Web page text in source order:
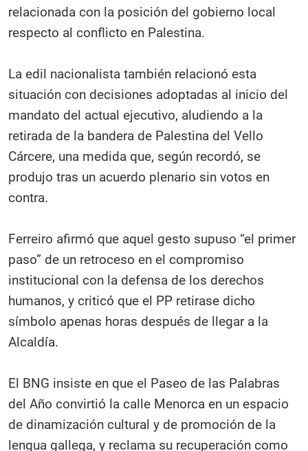
relacionada con la posición del gobierno local
respecto al conflicto en Palestina.
La edil nacionalista también relacionó esta
situación con decisiones adoptadas al inicio del
mandato del actual ejecutivo, aludiendo a la
retirada de la bandera de Palestina del Vello
Cárcere, una medida que, según recordó, se
produjo tras un acuerdo plenario sin votos en
contra.
Ferreiro afirmó que aquel gesto supuso “el primer
paso” de un retroceso en el compromiso
institucional con la defensa de los derechos
humanos, y criticó que el PP retirase dicho
símbolo apenas horas después de llegar a la
Alcaldía.
El BNG insiste en que el Paseo de las Palabras
del Año convirtió la calle Menorca en un espacio
de dinamización cultural y de promoción de la
lengua gallega, y reclama su recuperación como